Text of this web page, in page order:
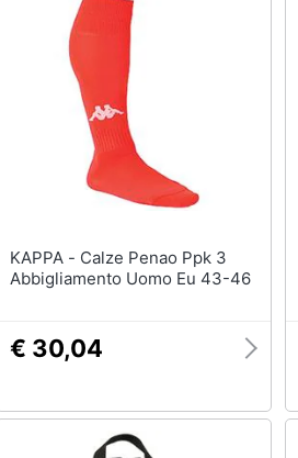
KAPPA - Calze Penao Ppk 3
Abbigliamento Uomo Eu 43-46
€ 30,04